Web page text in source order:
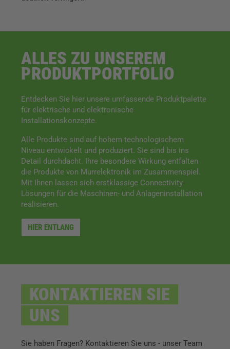
ALLES ZU UNSEREM
PRODUKT­PORTFOLIO
Entdecken Sie hier unsere umfassende Produktpalette
für elektrische und elektronische
Installationskonzepte.
Alle Produkte sind auf hohem technologischem
Niveau entwickelt und produziert. Sie sind bis ins
Detail durchdacht. Ihre besondere Wirkung entfalten
die Produkte von Murrelektronik im Zusammenspiel.
Mit Ihnen lassen sich erstklassige Connectivity-
Lösungen für die Maschinen- und Anlageninstallation
realisieren.
HIER ENTLANG
KONTAKTIEREN SIE
UNS
Sie haben Fragen? Kontaktieren Sie uns - unser Team